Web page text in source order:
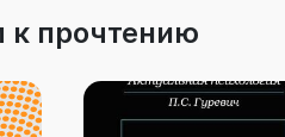
к прочтению